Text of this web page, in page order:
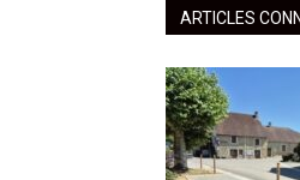
ARTICLES